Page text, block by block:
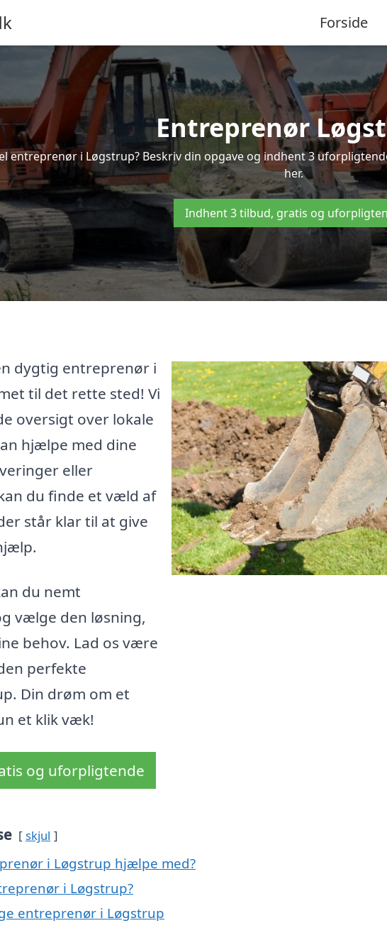
Forside
Entreprenør
entreprenør i Løgstrup? Beskriv din opgave og indhent 3
her.
Indhent 3 tilbud, gratis og
dygtig entreprenør i
til det rette sted! Vi
oversigt over lokale
hjælpe med dine
eller
du finde et væld af
står klar til at give
du nemt
vælge den løsning,
behov. Lad os være
perfekte
Din drøm om et
et klik væk!
og uforpligtende
skjul
i Løgstrup hjælpe med?
i Løgstrup?
entreprenør i Løgstrup